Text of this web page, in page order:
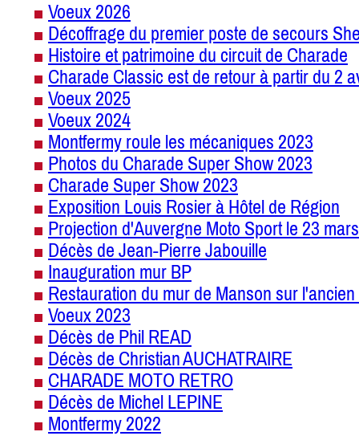
Voeux 2026
Décoffrage du premier poste de secours
Histoire et patrimoine du circuit de Charade
Charade Classic est de retour à partir du 2
Voeux 2025
Voeux 2024
Montfermy roule les mécaniques 2023
Photos du Charade Super Show 2023
Charade Super Show 2023
Exposition Louis Rosier à Hôtel de Région
Projection d'Auvergne Moto Sport le 23 mars
Décès de Jean-Pierre Jabouille
Inauguration mur BP
Restauration du mur de Manson sur
Voeux 2023
Décès de Phil READ
Décès de Christian AUCHATRAIRE
CHARADE MOTO RETRO
Décès de Michel LEPINE
Montfermy 2022